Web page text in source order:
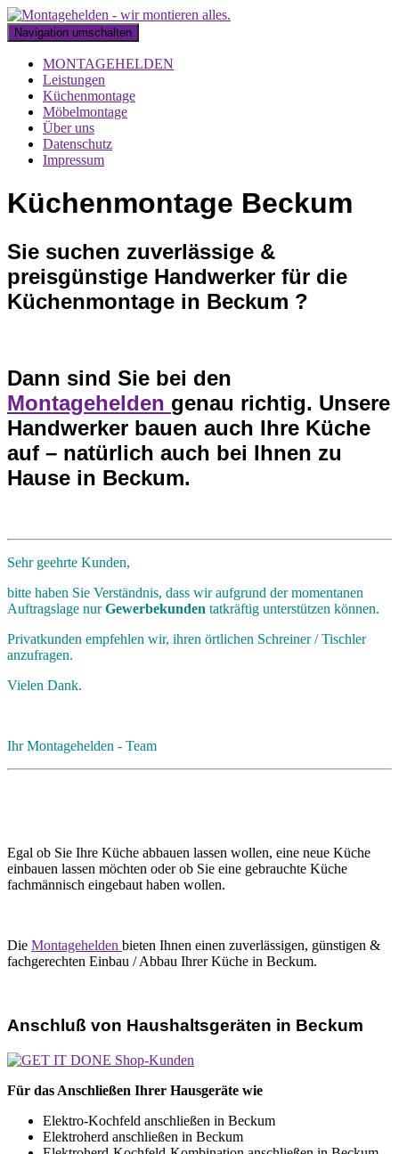
Navigation umschalten
MONTAGEHELDEN
Leistungen
Küchenmontage
Möbelmontage
Über uns
Datenschutz
Impressum
Küchenmontage Beckum
Sie suchen zuverlässige &
preisgünstige Handwerker für die
Küchenmontage in Beckum ?
Dann sind Sie bei den
Montagehelden genau richtig. Unsere
Handwerker bauen auch Ihre Küche
auf – natürlich auch bei Ihnen zu
Hause in Beckum.
Sehr geehrte Kunden,
bitte haben Sie Verständnis, dass wir aufgrund der momentanen
Auftragslage nurGewerbekunden tatkräftig unterstützen können.
Privatkunden empfehlen wir, ihren örtlichen Schreiner / Tischler
anzufragen.
Vielen Dank.
Ihr Montagehelden - Team
Egal ob Sie Ihre Küche abbauen lassen wollen, eine neue Küche
einbauen lassen möchten oder ob Sie eine gebrauchte Küche
fachmännisch eingebaut haben wollen.
Die Montagehelden bieten Ihnen einen zuverlässigen, günstigen &
fachgerechten Einbau / Abbau Ihrer Küche in Beckum.
Anschluß von Haushaltsgeräten in Beckum
Für das Anschließen Ihrer Hausgeräte wie
Elektro-Kochfeld anschließen in Beckum
Elektroherd anschließen in Beckum